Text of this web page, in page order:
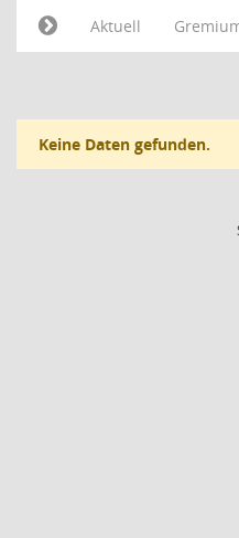
Aktuell
Keine Daten gefunden.